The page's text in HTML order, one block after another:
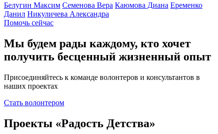
Белугин Максим Семенова Вера Каюмова Диана Еременко
Данил Никуличева Александра
Помочь сейчас
Мы будем рады каждому, кто хочет
получить бесценный жизненный опыт
Присоединяйтесь к команде волонтеров и консультантов в
наших проектах
Стать волонтером
Проекты «Радость Детства»